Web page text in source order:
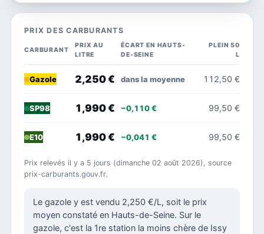
PRIX DES CARBURANTS
CARBURANT
PRIX AU
LITRE
ÉCART EN HAUTS-
DE-SEINE
PLEIN 50
L
Gazole 2,250 € dans la moyenne 112,50 €
SP98 1,990 € −0,110 € 99,50 €
E10 1,990 € −0,041 € 99,50 €
Prix relevés il y a 5 jours (dimanche 02 août 2026), source
prix-carburants.gouv.fr.
Le gazole y est vendu 2,250 €/L, soit le prix
moyen constaté en Hauts-de-Seine. Sur le
gazole, c'est la 1re station la moins chère de Issy